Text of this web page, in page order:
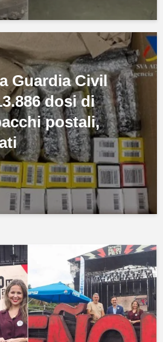
Guardia Civil
dosi di
postali,